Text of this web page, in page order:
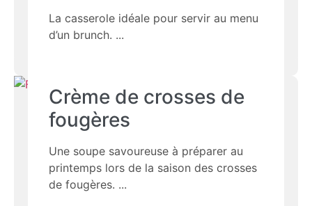
La casserole idéale pour servir au menu
d’un brunch.
Crème de crosses de
fougères
Une soupe savoureuse à préparer au
printemps lors de la saison des crosses
de fougères.